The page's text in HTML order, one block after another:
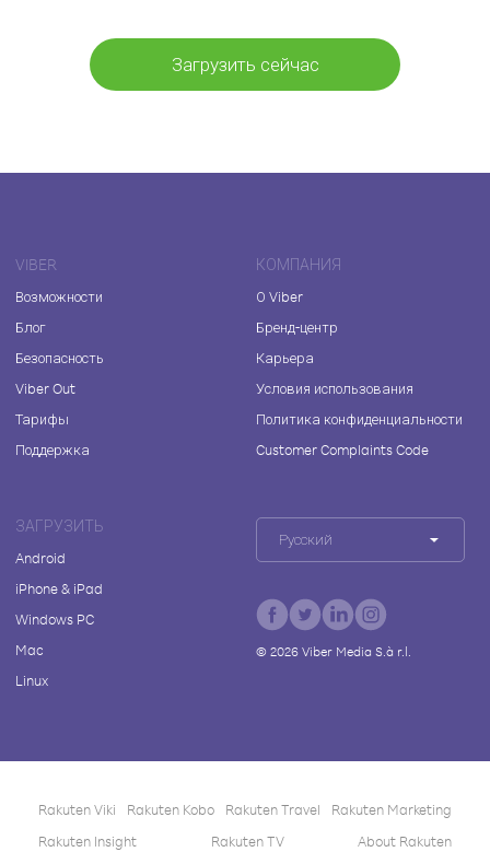
Загрузить сейчас
VIBER
Возможности
Блог
Безопасность
Viber Out
Тарифы
Поддержка
КОМПАНИЯ
О Viber
Бренд-центр
Карьера
Условия использования
Политика конфиденциальности
Customer Complaints Code
ЗАГРУЗИТЬ
Android
iPhone & iPad
Windows PC
Mac
Linux
Русский
© 2026Viber Media S.à r.l.
Rakuten Viki Rakuten Kobo Rakuten Travel
Rakuten Marketing
Rakuten Insight
Rakuten TV About Rakuten